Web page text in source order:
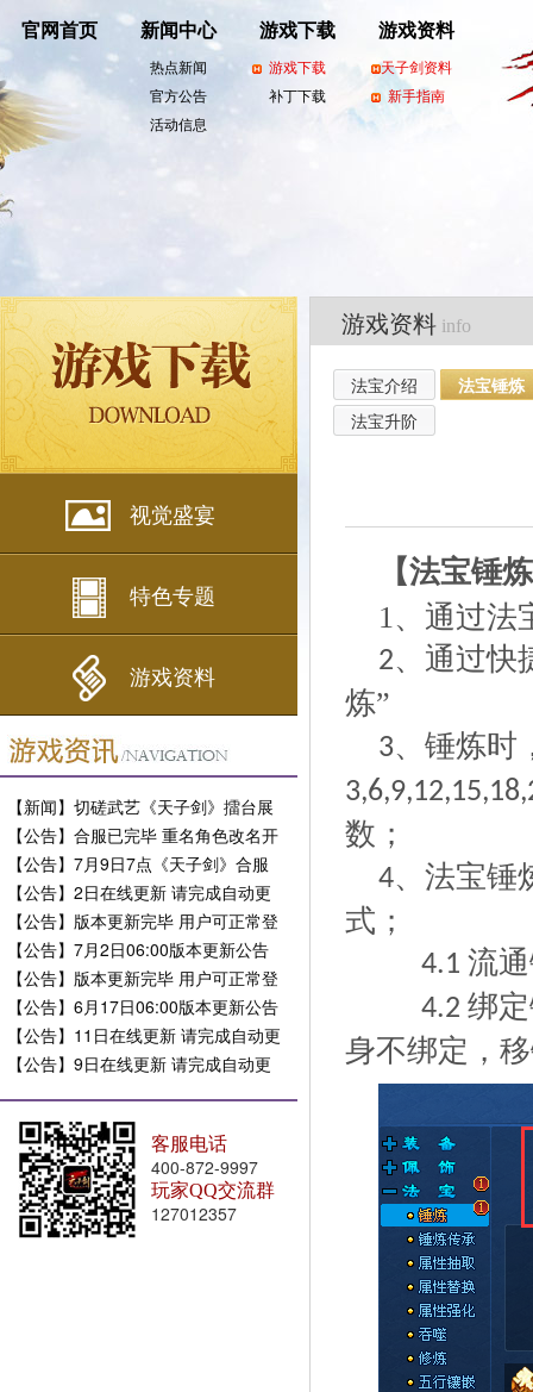
官网首页 新闻中心
热点新闻
官方公告
活动信息
游戏下载
游戏下载
补丁下载
游戏资料
天子剑资料
新手指南
视觉盛宴
特色专题
游戏资料
【新闻】切磋武艺《天子剑》擂台展
现风采
【公告】合服已完毕 重名角色改名开
放【公告】7月9日7点《天子剑》合服
公告
【公告】2日在线更新 请完成自动更
新【公告】版本更新完毕 用户可正常登
陆【公告】7月2日06:00版本更新公告
【公告】版本更新完毕 用户可正常登
陆【公告】6月17日06:00版本更新公告
【公告】11日在线更新 请完成自动更
新【公告】9日在线更新 请完成自动更
客服电话
400-872-9997
玩家QQ交流群
127012357
游戏资料 info
法宝介绍
法宝锤炼
法宝升阶
【法宝锤
1、通过法
2、通过快
炼”
3、锤炼时
数；
4、法宝锤
式；
4.1 流
4.2 绑
身不绑定，